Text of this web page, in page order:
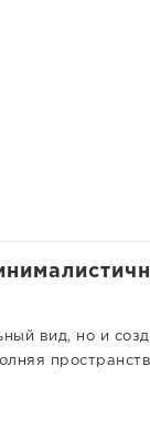
вид, но и